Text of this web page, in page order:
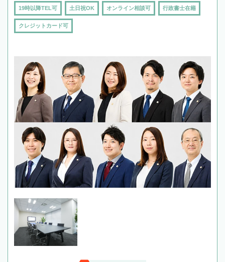
19時以降TEL可 土日祝OK オンライン相談可 行政書士在籍
クレジットカード可